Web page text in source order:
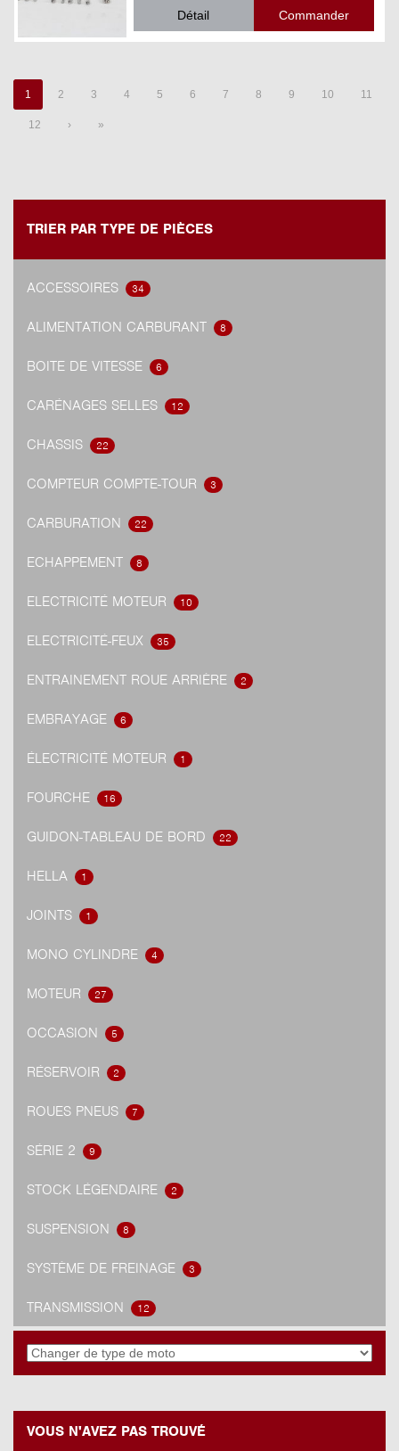
Détail
1 2 3 4 5 6 7 8 9 10 11
12 › »
TRIER PAR TYPE DE PIÈCES
ACCESSOIRES 34
ALIMENTATION CARBURANT 8
BOITE DE VITESSE 6
CARÉNAGES SELLES 12
CHASSIS 22
COMPTEUR COMPTE-TOUR 3
CARBURATION 22
ECHAPPEMENT 8
ELECTRICITÉ MOTEUR 10
ELECTRICITÉ-FEUX 35
ENTRAINEMENT ROUE ARRIÈRE 2
EMBRAYAGE 6
ÉLECTRICITÉ MOTEUR 1
FOURCHE 16
GUIDON-TABLEAU DE BORD 22
HELLA 1
JOINTS 1
MONO CYLINDRE 4
MOTEUR 27
OCCASION 5
RÉSERVOIR 2
ROUES PNEUS 7
SÉRIE 2 9
STOCK LÉGENDAIRE 2
SUSPENSION 8
SYSTÈME DE FREINAGE 3
TRANSMISSION 12
VOUS N'AVEZ PAS TROUVÉ